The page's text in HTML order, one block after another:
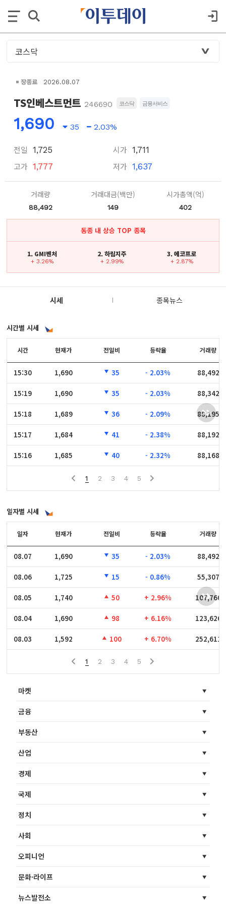
장종료 2026.08.07
TS인베스트먼트 246690 코스닥 금융서비스
1,690 35 2.03%
전일 1,725
고가 1,777
시가 1,711
저가 1,637
거래량
88,492
거래대금(백만)
149
시가총액(억)
402
동종 내 상승 TOP 종목
1. GMI벤처
+ 3.26%
2. 하림지주
+ 2.99%
3. 에코프로
+ 2.87%
시세 종목뉴스
시간별 시세
시간
15:30
15:19
15:18
15:17
15:16
시간 현재가 전일비 등락율 거래량
15:30 1,690 35 - 2.03% 88,492
15:19 1,690 35 - 2.03% 88,342
15:18 1,689 36 - 2.09% 88,195
15:17 1,684 41 - 2.38% 88,192
15:16 1,685 40 - 2.32% 88,168
1 2 3 4 5
일자별 시세
일자
08.07
08.06
08.05
08.04
08.03
일자 현재가 전일비 등락율 거래량
08.07 1,690 35 - 2.03% 88,492
08.06 1,725 15 - 0.86% 55,307
08.05 1,740 50 + 2.96% 107,760
08.04 1,690 98 + 6.16% 123,626
08.03 1,592 100 + 6.70% 252,611
1 2 3 4 5
마켓
금융
부동산
산업
경제
국제
정치
사회
오피니언
문화·라이프
뉴스발전소